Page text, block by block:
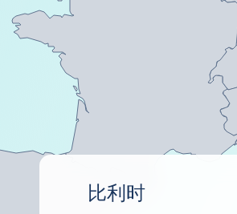
比利时